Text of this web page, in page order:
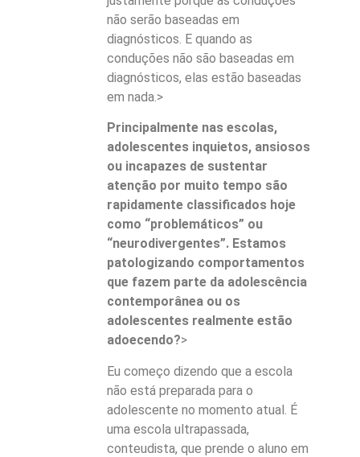
não serão baseadas em
diagnósticos. E quando as
conduções não são baseadas em
diagnósticos, elas estão baseadas
em nada.>
Principalmente nas escolas,
adolescentes inquietos, ansiosos
ou incapazes de sustentar
atenção por muito tempo são
rapidamente classificados hoje
como “problemáticos” ou
“neurodivergentes”. Estamos
patologizando comportamentos
que fazem parte da adolescência
contemporânea ou os
adolescentes realmente estão
adoecendo?>
Eu começo dizendo que a escola
não está preparada para o
adolescente no momento atual. É
uma escola ultrapassada,
conteudista, que prende o aluno em